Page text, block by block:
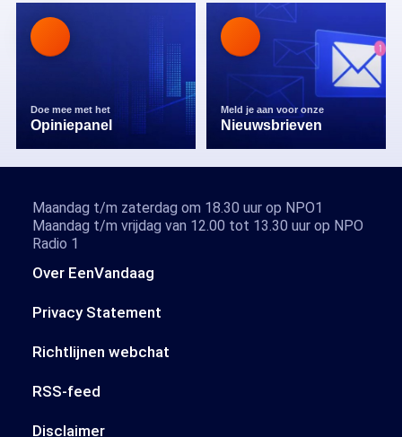
Doe mee met het
Opiniepanel
Meld je aan voor onze
Nieuwsbrieven
Over EenVandaag
Privacy Statement
Richtlijnen webchat
RSS-feed
Disclaimer
Maandag t/m zaterdag om 18.30 uur op NPO1
Maandag t/m vrijdag van 12.00 tot 13.30 uur op NPO
Radio 1